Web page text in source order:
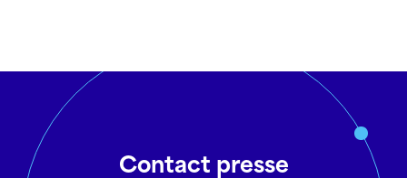
Contact presse